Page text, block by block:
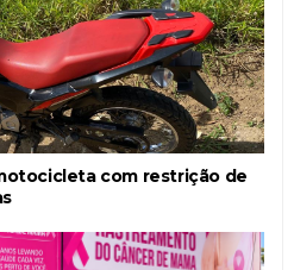
com restrição de